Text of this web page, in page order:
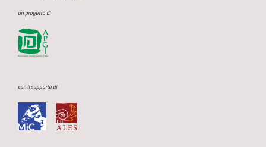
un progetto di
con il supporto di